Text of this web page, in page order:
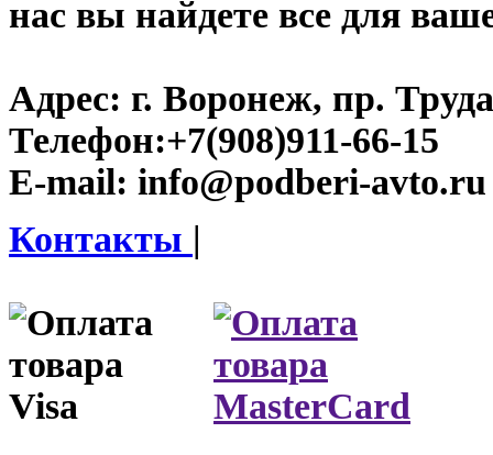
нас вы найдете все для
Адрес: г. Воронеж, пр.
Телефон:+7(908)911-66-15
E-mail: info@podberi-avto.ru
Контакты |